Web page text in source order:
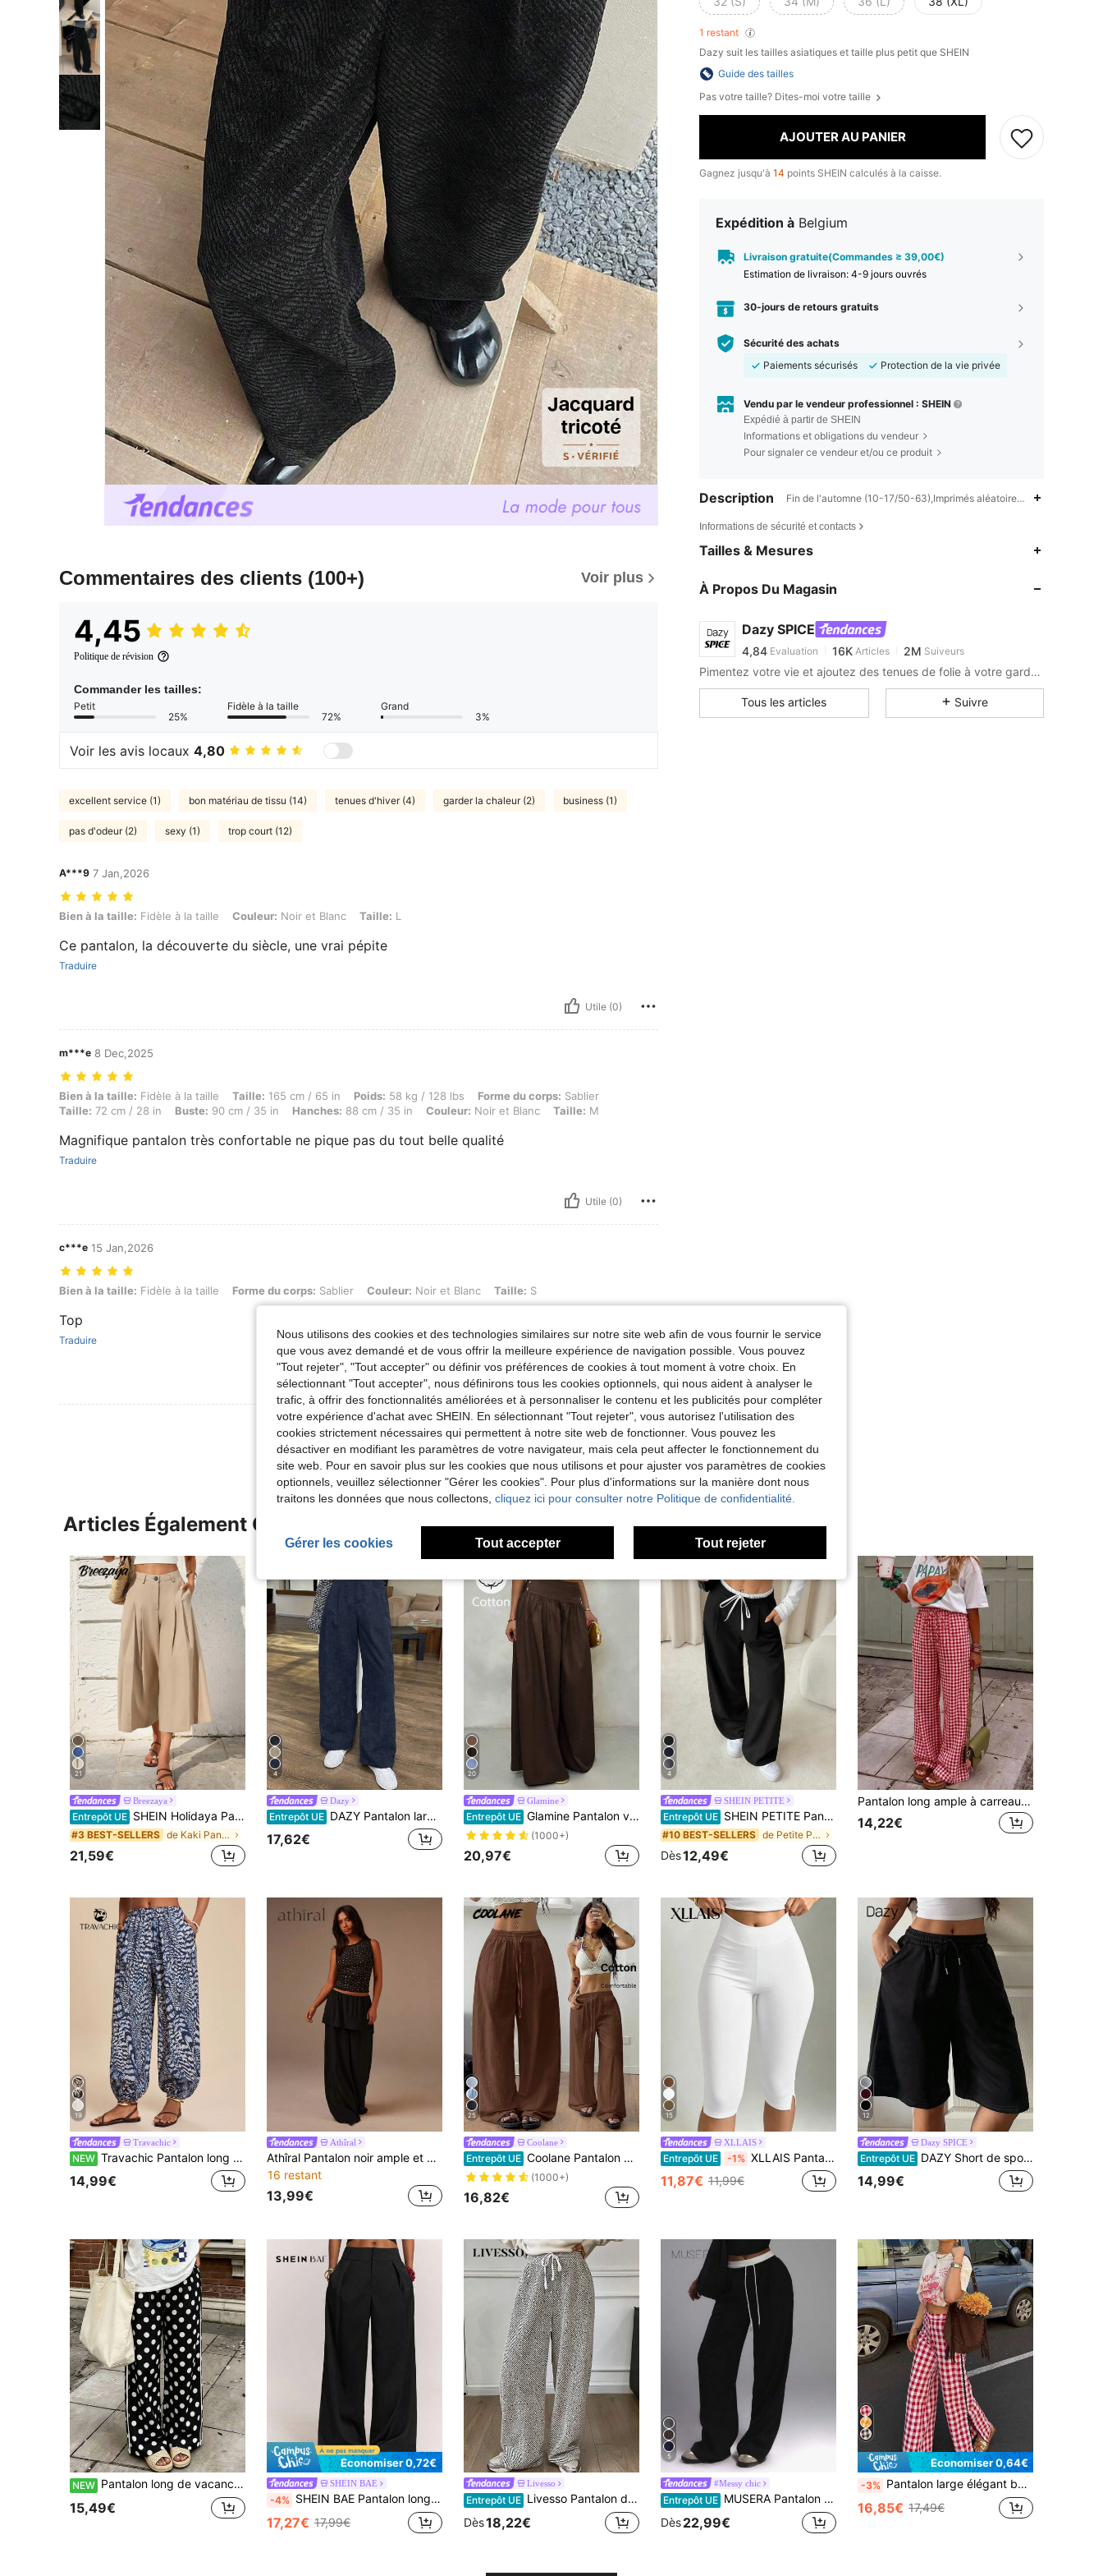
Commentaires des clients (100+) Voir plus
4,45
Politique de révision
Commander les tailles:
Petit
25%
Fidèle à la taille
72%
Grand
3%
Voir les avis locaux 4,80
excellent service (1) bon matériau de tissu (14) tenues d'hiver (4) garder la chaleur (2) business (1)
pas d'odeur (2) sexy (1) trop court (12)
A***9 7 Jan,2026
Bien à la taille: Fidèle à la taille, Couleur: Noir et Blanc, Taille: L
Bien à la taille: Fidèle à la taille Couleur: Noir et Blanc Taille: L
Ce pantalon, la découverte du siècle, une vrai pépite
Traduire
Utile (0)
m***e 8 Dec,2025
Bien à la taille: Fidèle à la taille, Taille: 165 cm / 65 in, Poids: 58 kg / 128 lbs, Forme du corps: Sablier, Taille: 72 cm / 28 in, Buste: 90 cm / 35 in, Hanches: 88 cm / 35 in, Couleur: Noir et Blanc, Taille: M
Bien à la taille: Fidèle à la taille Taille: 165 cm / 65 in Poids: 58 kg / 128 lbs Forme du corps: Sablier
Taille: 72 cm / 28 in Buste: 90 cm / 35 in Hanches: 88 cm / 35 in Couleur: Noir et Blanc Taille: M
Magnifique pantalon très confortable ne pique pas du tout belle qualité
Traduire
Utile (0)
c***e 15 Jan,2026
Bien à la taille: Fidèle à la taille, Forme du corps: Sablier, Couleur: Noir et Blanc, Taille: S
Bien à la taille: Fidèle à la taille Forme du corps: Sablier Couleur: Noir et Blanc Taille: S
Top
Traduire
Utile (0)
Voir Plus D'avis
1 restant
Dazy suit les tailles asiatiques et taille plus petit que SHEIN
Guide des tailles
Pas votre taille? Dites-moi votre taille
AJOUTER AU PANIER
Gagnez jusqu'à 14 points SHEIN calculés à la caisse.
Expédition à Belgium
Livraison gratuite(Commandes ≥ 39,00€)
Estimation de livraison: 4-9 jours ouvrés
30-jours de retours gratuits
Sécurité des achats
Paiements sécurisés
Protection de la vie privée
Vendu par le vendeur professionnel : SHEIN
Expédié à partir de SHEIN
Informations et obligations du vendeur
Pour signaler ce vendeur et/ou ce produit
Description Fin de l'automne (10-17/50-63),Imprimés aléatoires,Fermeture
Informations de sécurité et contacts
Tailles & Mesures
À Propos Du Magasin
Dazy SPICE
4,84
4,84
16K
Evaluation 16KArticles
s***sest en train de naviguer
4,84 16K
2M
4,84
16K
2M
4,84
16K
2M
Pimentez votre vie et ajoutez des tenues de folie à votre garde-robe.
Tous les articles Suivre
Articles Également Consultés
21
Breezaya
Entrepôt UE SHEIN Holidaya Pantalon Capri en lin kaki élégant et unique pour femme, style bureau décontracté d'été, détails zippés, couleur unie, pantalon court pour plage, vacances et trajets quotidiens
#3 BEST-SELLERS de Kaki Pantalon décontracté
21,59€
4
Dazy
Entrepôt UE DAZY Pantalon large en velours côtelé avec poches pour femmes, automne/hiver
17,62€
20
Glamine
Entrepôt UE Glamine Pantalon vintage taille basse et jambes évasées, effet drapé amincissant, pantalon décontracté en coton pur de couleur café, convient pour les vacances, les tenues décontracté, l'été
(1000+)
20,97€
4
SHEIN PETITE
Entrepôt UE SHEIN PETITE Pantalon long décontracté à blocs de couleurs pour femme, port quotidien, printemps/automne, cordon de serrage, poches, jambe large naturelle, noir, ample, taille confortable, pour femmes de petite taille
#10 BEST-SELLERS de Petite Pantalons pour femmes
Dès12,49€
Pantalon long ample à carreaux rouges avec ceinture à nouer, élégant et décontracté, avec poches, convient pour les vacances, le décontracté, la plage, la maison, le bureau
14,22€
19
Travachic
NEW Travachic Pantalon long ample et décontracté pour femmes avec imprimé ballon intégral et poches
14,99€
Athîral
Athîral Pantalon noir ample et décontracté pour femmes avec un design 2 en 1. La coupe ample est en tissu mousseline doux et confortable. Vêtements pour le Nouvel An, pantalon noir
16 restant
13,99€
25
Coolane
Entrepôt UE Coolane Pantalon blanc en coton 100% lavé, style minimaliste basique pour femmes, convient pour les concerts country d'été, les sorties, la plage, le style boho. Pantalon à ourlet incurvé, automne
(1000+)
16,82€
15
XLLAIS
Entrepôt UE -1% XLLAIS Pantalon de sport décontracté blanc élastique pour femmes avec ourlet fendu, longueur courte d'été, athleisure
11,87€ 11,99€
12
Dazy SPICE
Entrepôt UE DAZY Short de sport décontracté pour femme avec taille élastique et cordon de serrage, jambe droite ample, noir unicolore, été et automne
14,99€
NEW Pantalon long de vacances pour femmes, pantalon bohème à pois noirs à jambes larges, pantalon long d'été, pantalon long de printemps et d'automne, pantalon décontracté à pois vintage, pantalon droit pour le quotidien, pantalon de trajet, pantalon d'été et d'automne à imprimé à pois vintage, patchwork de blocs de couleurs, ruban, style élégant, vêtements de vacances pour femmes, vêtements de plage de printemps et d'été, vêtements décontractés pour la maison, pantalon pour femmes, pantalon long pour femmes
15,49€
Économiser 0,72€
SHEIN BAE
-4% SHEIN BAE Pantalon long ample à jambes larges pour femmes, noir, élégant, minimaliste, style preppy, business décontracté, polyvalent pour toutes les saisons, taille mi-haute, pour aéroport, trajet, bureau et décontracté
17,27€ 17,99€
Livesso
Entrepôt UE Livesso Pantalon droit ample décontracté à carreaux et rayures pour femmes, convient pour les déplacements, automne/hiver
Dès18,22€
5
#Messy chic
Entrepôt UE MUSERA Pantalon taillé avec ceinture contrastée tissée. Style capsule décontracté mignon des années 90/2000. Idéal pour les vacances, l'automne, la rentrée et le bureau.
Dès22,99€
Économiser 0,64€
-3% Pantalon large élégant bohème décontracté pour vacances avec imprimé rouge pour femmes
16,85€ 17,49€
Nous utilisons des cookies et des technologies similaires sur notre site web afin de vous fournir le service
que vous avez demandé et de vous offrir la meilleure expérience de navigation possible. Vous pouvez
"Tout rejeter", "Tout accepter" ou définir vos préférences de cookies à tout moment à votre choix. En
sélectionnant "Tout accepter", nous définirons tous les cookies optionnels, qui nous aident à analyser le
trafic, à offrir des fonctionnalités améliorées et à personnaliser le contenu et les publicités pour compléter
votre expérience d'achat avec SHEIN. En sélectionnant "Tout rejeter", vous autorisez l'utilisation des
cookies strictement nécessaires qui permettent à notre site web de fonctionner. Vous pouvez les
désactiver en modifiant les paramètres de votre navigateur, mais cela peut affecter le fonctionnement du
site web. Pour en savoir plus sur les cookies que nous utilisons et pour ajuster vos paramètres de cookies
optionnels, veuillez sélectionner "Gérer les cookies". Pour plus d'informations sur la manière dont nous
traitons les données que nous collectons, cliquez ici pour consulter notre Politique de confidentialité.
Gérer les cookies Tout accepter Tout rejeter